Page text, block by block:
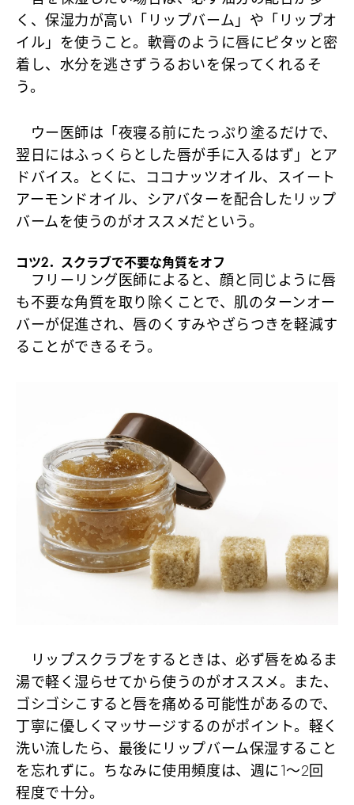
く、保湿力が高い「リップバーム」や「リップオ
イル」を使うこと。軟膏のように唇にピタッと密
着し、水分を逃さずうるおいを保ってくれるそ
う。
ウー医師は「夜寝る前にたっぷり塗るだけで、
翌日にはふっくらとした唇が手に入るはず」とア
ドバイス。とくに、ココナッツオイル、スイート
アーモンドオイル、シアバターを配合したリップ
バームを使うのがオススメだという。
コツ2．スクラブで不要な角質をオフ
フリーリング医師によると、顔と同じように唇
も不要な角質を取り除くことで、肌のターンオー
バーが促進され、唇のくすみやざらつきを軽減す
ることができるそう。
リップスクラブをするときは、必ず唇をぬるま
湯で軽く湿らせてから使うのがオススメ。また、
ゴシゴシこすると唇を痛める可能性があるので、
丁寧に優しくマッサージするのがポイント。軽く
洗い流したら、最後にリップバーム保湿すること
を忘れずに。ちなみに使用頻度は、週に1～2回
程度で十分。